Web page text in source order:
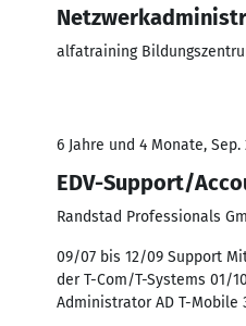
alfatraining
6 Jahre und 4 Monate, Sep.
EDV-Support/
Randstad Professionals
09/07 bis 12/09 Support
der T-Com/T-Systems 01/
Administrator AD T-Mobile